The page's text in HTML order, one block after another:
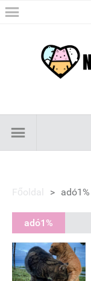
Főoldal > adó1%
adó1%